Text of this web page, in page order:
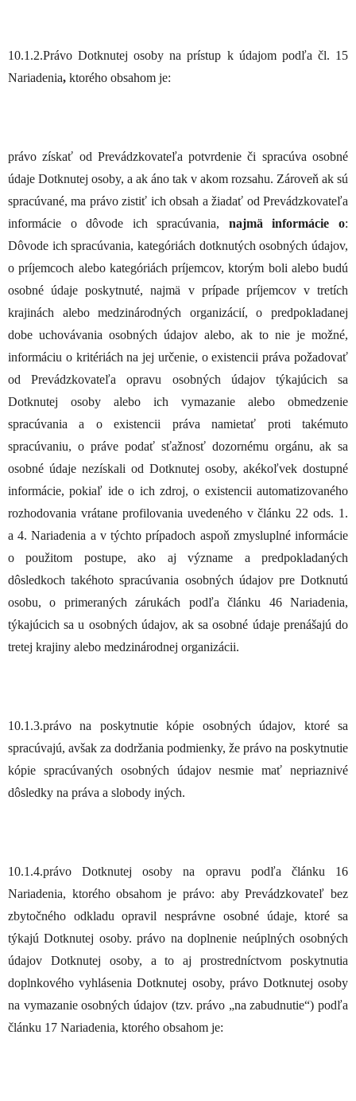
10.1.2.Právo Dotknutej osoby na prístup k údajom podľa čl. 15
Nariadenia, ktorého obsahom je:
právo získať od Prevádzkovateľa potvrdenie či spracúva osobné
údaje Dotknutej osoby, a ak áno tak v akom rozsahu. Zároveň ak sú
spracúvané, ma právo zistiť ich obsah a žiadať od Prevádzkovateľa
informácie o dôvode ich spracúvania, najmä informácie o:
Dôvode ich spracúvania, kategóriách dotknutých osobných údajov,
o príjemcoch alebo kategóriách príjemcov, ktorým boli alebo budú
osobné údaje poskytnuté, najmä v prípade príjemcov v tretích
krajinách alebo medzinárodných organizácií, o predpokladanej
dobe uchovávania osobných údajov alebo, ak to nie je možné,
informáciu o kritériách na jej určenie, o existencii práva požadovať
od Prevádzkovateľa opravu osobných údajov týkajúcich sa
Dotknutej osoby alebo ich vymazanie alebo obmedzenie
spracúvania a o existencii práva namietať proti takémuto
spracúvaniu, o práve podať sťažnosť dozornému orgánu, ak sa
osobné údaje nezískali od Dotknutej osoby, akékoľvek dostupné
informácie, pokiaľ ide o ich zdroj, o existencii automatizovaného
rozhodovania vrátane profilovania uvedeného v článku 22 ods. 1.
a 4. Nariadenia a v týchto prípadoch aspoň zmysluplné informácie
o použitom postupe, ako aj význame a predpokladaných
dôsledkoch takéhoto spracúvania osobných údajov pre Dotknutú
osobu, o primeraných zárukách podľa článku 46 Nariadenia,
týkajúcich sa u osobných údajov, ak sa osobné údaje prenášajú do
tretej krajiny alebo medzinárodnej organizácii.
10.1.3.právo na poskytnutie kópie osobných údajov, ktoré sa
spracúvajú, avšak za dodržania podmienky, že právo na poskytnutie
kópie spracúvaných osobných údajov nesmie mať nepriaznivé
dôsledky na práva a slobody iných.
10.1.4.právo Dotknutej osoby na opravu podľa článku 16
Nariadenia, ktorého obsahom je právo: aby Prevádzkovateľ bez
zbytočného odkladu opravil nesprávne osobné údaje, ktoré sa
týkajú Dotknutej osoby. právo na doplnenie neúplných osobných
údajov Dotknutej osoby, a to aj prostredníctvom poskytnutia
doplnkového vyhlásenia Dotknutej osoby, právo Dotknutej osoby
na vymazanie osobných údajov (tzv. právo „na zabudnutie“) podľa
článku 17 Nariadenia, ktorého obsahom je: